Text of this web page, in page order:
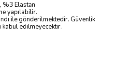
%3 Elastan
yapılabilir.
ile gönderilmektedir. Güvenlik
kabul edilmeyecektir.